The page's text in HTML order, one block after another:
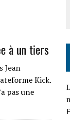
à un tiers
Jean
Kick.
pas une